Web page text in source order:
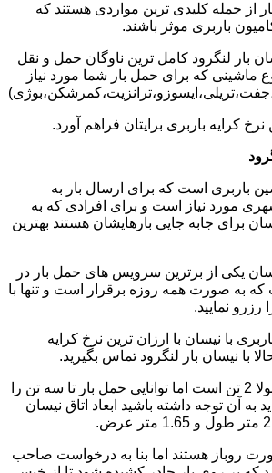
از جمله کلیدی ترین مواردی هستند که
باربری موثر باشند.
بار لنگرود کامل ترین ناوگان حمل و نقل
که برای حمل بار شما مورد نیاز
نرخ کرایه باربری برایتان فراهم آورد.
باربری است که برای ارسال بار به
مورد نیاز است و برای افرادی که به
برای جابه جایی بارهایشان هستند بهترین
یکی از برترین سرویس های حمل بار در
که به صورت همه روزه برقرار است و تنها با
رزرو نمایید.
با نیسان با ارزان ترین نرخ کرایه
با نیسان بار لنگرود تماس بگیرید.
ظرفیت نیسان ها معمولا 2 تن است اما توانایی حمل بار تا سه تن را
به آن توجه داشته باشید ابعاد اتاق نیسان
روباز هستند اما بنا به درخواست صاحب